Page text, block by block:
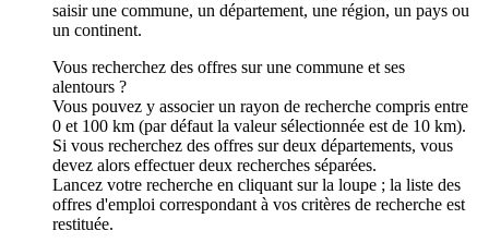
saisir une commune, un département, une région, un pays ou
un continent.
Vous recherchez des offres sur une commune et ses
alentours ?
Vous pouvez y associer un rayon de recherche compris entre
0 et 100 km (par défaut la valeur sélectionnée est de 10 km).
Si vous recherchez des offres sur deux départements, vous
devez alors effectuer deux recherches séparées.
Lancez votre recherche en cliquant sur la loupe ; la liste des
offres d'emploi correspondant à vos critères de recherche est
restituée.